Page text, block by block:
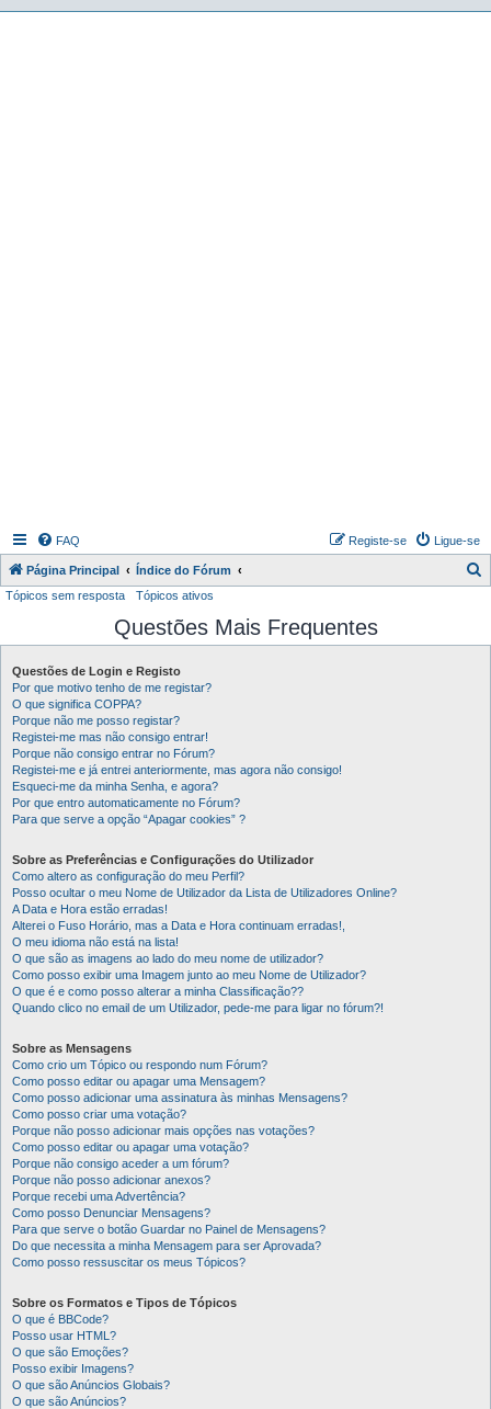
FAQ Ligue-se
Registe-se
Página Principal Índice do Fórum
q
Tópicos sem resposta Tópicos ativos
Questões Mais Frequentes
Questões de Login e Registo
Por que motivo tenho de me registar?
O que significa COPPA?
Porque não me posso registar?
Registei-me mas não consigo entrar!
Porque não consigo entrar no Fórum?
Registei-me e já entrei anteriormente, mas agora não consigo!
Esqueci-me da minha Senha, e agora?
Por que entro automaticamente no Fórum?
Para que serve a opção “Apagar cookies” ?
Sobre as Preferências e Configurações do Utilizador
Como altero as configuração do meu Perfil?
Posso ocultar o meu Nome de Utilizador da Lista de Utilizadores Online?
A Data e Hora estão erradas!
Alterei o Fuso Horário, mas a Data e Hora continuam erradas!,
O meu idioma não está na lista!
O que são as imagens ao lado do meu nome de utilizador?
Como posso exibir uma Imagem junto ao meu Nome de Utilizador?
O que é e como posso alterar a minha Classificação??
Quando clico no email de um Utilizador, pede-me para ligar no fórum?!
Sobre as Mensagens
Como crio um Tópico ou respondo num Fórum?
Como posso editar ou apagar uma Mensagem?
Como posso adicionar uma assinatura às minhas Mensagens?
Como posso criar uma votação?
Porque não posso adicionar mais opções nas votações?
Como posso editar ou apagar uma votação?
Porque não consigo aceder a um fórum?
Porque não posso adicionar anexos?
Porque recebi uma Advertência?
Como posso Denunciar Mensagens?
Para que serve o botão Guardar no Painel de Mensagens?
Do que necessita a minha Mensagem para ser Aprovada?
Como posso ressuscitar os meus Tópicos?
Sobre os Formatos e Tipos de Tópicos
O que é BBCode?
Posso usar HTML?
O que são Emoções?
Posso exibir Imagens?
O que são Anúncios Globais?
O que são Anúncios?